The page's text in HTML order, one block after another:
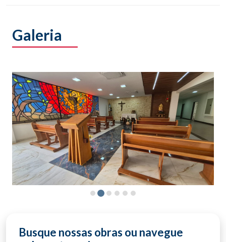
Busque nossas obras ou navegue
Galeria